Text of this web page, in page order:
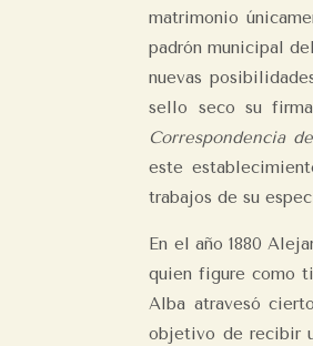
matrimonio
padrón municipal
nuevas
sello seco su
Correspondencia
este
trabajos de su
En el año 1880
quien figure como
Alba atravesó
objetivo de recibir